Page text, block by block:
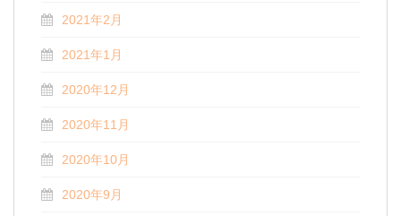
2021年2月
2021年1月
2020年12月
2020年11月
2020年10月
2020年9月